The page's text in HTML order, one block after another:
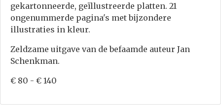
gekartonneerde, geïllustreerde platten. 21
ongenummerde pagina's met bijzondere
illustraties in kleur.
Zeldzame uitgave van de befaamde auteur Jan
Schenkman.
€ 80 - € 140